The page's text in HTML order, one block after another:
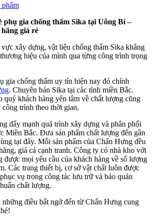
phẩm
phụ gia chống thấm Sika tại Uông Bí –
giá rẻ
xây dựng, vật liệu chống thấm Sika khẳng
hiệu của mình qua từng công trình trọng
gia chống thấm uy tín hiện nay đó chính
. Chuyên bán Sika tại các tỉnh miền Bắc.
quý khách hàng yên tâm về chất lượng cũng
trình theo thời gian.
đẩy mạnh quá trình xây dựng và phân phối
Miền Bắc. Đưa sản phẩm chất lượng đến gần
tại đây. Mỗi sản phẩm của Chấn Hưng đều
giá cả cạnh tranh. Công ty có nhà kho với
được mọi yêu cầu của khách hàng về số lượng
Các trang thiết bị, cơ sở vật chất luôn được
vụ trong công tác lưu trữ và bảo quản
chất lượng.
điều bất ngờ đến từ Chấn Hưng cung